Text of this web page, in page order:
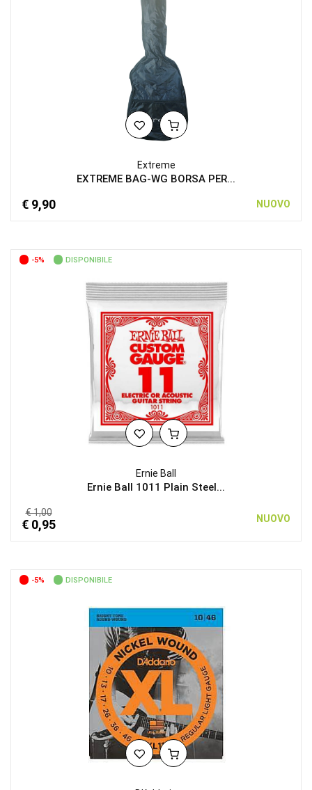
Extreme
EXTREME BAG-WG BORSA PER...
€ 9,90 NUOVO
-5% DISPONIBILE
Ernie Ball
Ernie Ball 1011 Plain Steel...
€ 1,00
€ 0,95 NUOVO
-5% DISPONIBILE